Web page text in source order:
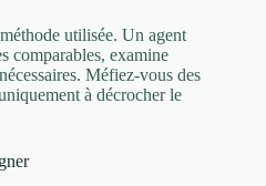
utilisée. Un agent
comparables, examine
Méfiez-vous des
à décrocher le